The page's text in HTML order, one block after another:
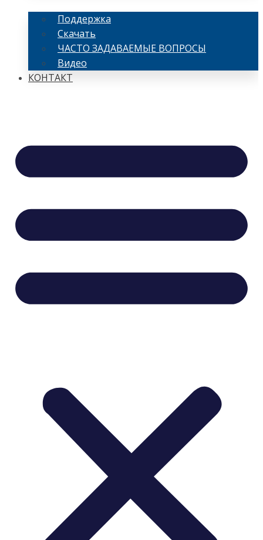
Поддержка
Скачать
ЧАСТО ЗАДАВАЕМЫЕ ВОПРОСЫ
Видео
КОНТАКТ